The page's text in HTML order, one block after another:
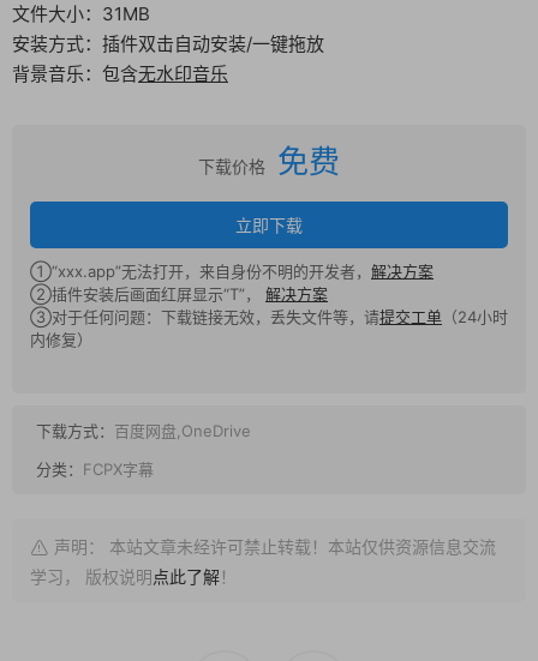
文件大小：31MB
安装方式：插件双击自动安装/一键拖放
背景音乐：包含无水印音乐
下载价格 免费
立即下载
①“xxx.app”无法打开，来自身份不明的开发者， 解决方案
②插件安装后画面红屏显示“T”， 解决方案
③对于任何问题：下载链接无效，丢失文件等，请提交工单 （24小时
内修复）
下载方式： 百度网盘,OneDrive
分类： FCPX字幕
声明： 本站文章未经许可禁止转载！本站仅供资源信息交流
学习， 版权说明点此了解！